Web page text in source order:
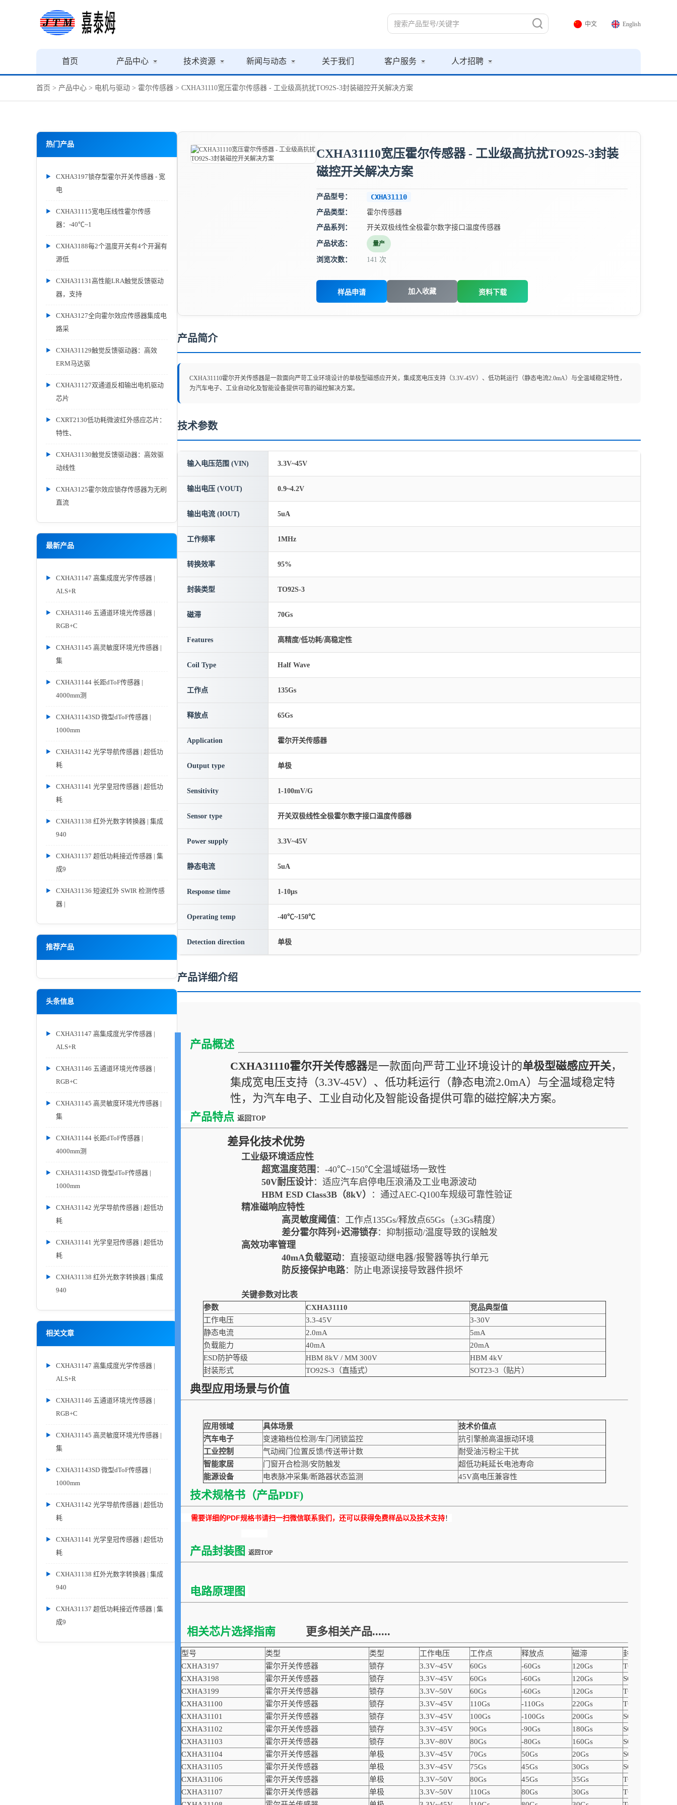
中文 English
首页 产品中心 技术资源 新闻与动态 关于我们 客户服务 人才招聘
首页 > 产品中心 > 电机与驱动 > 霍尔传感器 > CXHA31110宽压霍尔传感器 - 工业级高抗扰TO92S-3封装磁控开关解决方案
热门产品
CXHA3197锁存型霍尔开关传感器 - 宽
电
CXHA31115宽电压线性霍尔传感
器：-40℃~1
CXHA3188每2个温度开关有4个开漏有
源低
CXHA31131高性能LRA触觉反馈驱动
器，支持
CXHA3127全向霍尔效应传感器集成电
路采
CXHA31129触觉反馈驱动器：高效
ERM马达驱
CXHA31127双通道反相输出电机驱动
芯片
CXRT2130低功耗微波红外感应芯片：
特性、
CXHA31130触觉反馈驱动器：高效驱
动线性
CXHA3125霍尔效应锁存传感器为无刷
直流
最新产品
CXHA31147 高集成度光学传感器 |
ALS+R
CXHA31146 五通道环境光传感器 |
RGB+C
CXHA31145 高灵敏度环境光传感器 |
集
CXHA31144 长距dToF传感器 |
4000mm测
CXHA31143SD 微型dToF传感器 |
1000mm
CXHA31142 光学导航传感器 | 超低功
耗
CXHA31141 光学皇冠传感器 | 超低功
耗
CXHA31138 红外光数字转换器 | 集成
940
CXHA31137 超低功耗接近传感器 | 集
成9
CXHA31136 短波红外 SWIR 检测传感
器 |
推荐产品
头条信息
CXHA31147 高集成度光学传感器 |
ALS+R
CXHA31146 五通道环境光传感器 |
RGB+C
CXHA31145 高灵敏度环境光传感器 |
集
CXHA31144 长距dToF传感器 |
4000mm测
CXHA31143SD 微型dToF传感器 |
1000mm
CXHA31142 光学导航传感器 | 超低功
耗
CXHA31141 光学皇冠传感器 | 超低功
耗
CXHA31138 红外光数字转换器 | 集成
940
相关文章
CXHA31147 高集成度光学传感器 |
ALS+R
CXHA31146 五通道环境光传感器 |
RGB+C
CXHA31145 高灵敏度环境光传感器 |
集
CXHA31143SD 微型dToF传感器 |
1000mm
CXHA31142 光学导航传感器 | 超低功
耗
CXHA31141 光学皇冠传感器 | 超低功
耗
CXHA31138 红外光数字转换器 | 集成
940
CXHA31137 超低功耗接近传感器 | 集
成9
CXHA31110宽压霍尔传感器 - 工业级高抗扰TO92S-3封装
磁控开关解决方案
产品型号： CXHA31110
产品类型：
霍尔传感器
产品系列：
开关双极线性全极霍尔数字接口温度传感器
产品状态： 量产
浏览次数： 141 次
样品申请 加入收藏 资料下载
产品简介
CXHA31110霍尔开关传感器是一款面向严苛工业环境设计的单极型磁感应开关，集成宽电压支持（3.3V-45V）、低功耗运行（静态电流2.0mA）与全温域稳定特性，
为汽车电子、工业自动化及智能设备提供可靠的磁控解决方案。
技术参数
输入电压范围 (VIN) 3.3V~45V
输出电压 (VOUT) 0.9~4.2V
输出电流 (IOUT) 5uA
工作频率 1MHz
转换效率 95%
封装类型 TO92S-3
磁滞 70Gs
Features 高精度/低功耗/高稳定性
Coil Type Half Wave
工作点 135Gs
释放点 65Gs
Application 霍尔开关传感器
Output type 单极
Sensitivity 1-100mV/G
Sensor type 开关双极线性全极霍尔数字接口温度传感器
Power supply 3.3V~45V
静态电流 5uA
Response time 1-10μs
Operating temp -40℃~150℃
Detection direction 单极
产品详细介绍
产品概述
CXHA31110霍尔开关传感器是一款面向严苛工业环境设计的单极型磁感应开关，
集成宽电压支持（3.3V-45V）、低功耗运行（静态电流2.0mA）与全温域稳定特
性，为汽车电子、工业自动化及智能设备提供可靠的磁控解决方案。
产品特点 返回TOP
差异化技术优势
工业级环境适应性
超宽温度范围 ：-40℃~150℃全温域磁场一致性
50V耐压设计：适应汽车启停电压浪涌及工业电源波动
HBM ESD Class3B（8kV）
：通过AEC-Q100车规级可靠性验证
精准磁响应特性
高灵敏度阈值：工作点135Gs/释放点65Gs（±3Gs精度）
差分霍尔阵列+迟滞锁存：抑制振动/温度导致的误触发
高效功率管理
40mA负载驱动：直接驱动继电器/报警器等执行单元
防反接保护电路：防止电源误接导致器件损坏
关键参数对比表
参数 CXHA31110
竞品典型值
工作电压
3.3-45V
3-30V
静态电流
2.0mA
5mA
负载能力
40mA
20mA
ESD防护等级
HBM 8kV / MM 300V
HBM 4kV
封装形式
TO92S-3（直插式） SOT23-3（贴片）
典型应用场景与价值
应用领域 具体场景
技术价值点
汽车电子
变速箱档位检测/车门闭锁监控
抗引擎舱高温振动环境
工业控制
气动阀门位置反馈/传送带计数
耐受油污粉尘干扰
智能家居
门窗开合检测/安防触发
超低功耗延长电池寿命
能源设备
电表脉冲采集/断路器状态监测 45V高电压兼容性
技术规格书（产品PDF)
需要详细的PDF规格书请扫一扫微信联系我们，还可以获得免费样品以及技术支持！
产品封装图 返回TOP
电路原理图
相关芯片选择指南 更多相关产品......
型号 类型 类型 工作电压 工作点 释放点 磁滞
封装
CXHA3197
霍尔开关传感器 锁存 3.3V~45V 60Gs -60Gs 120Gs
TO92S-3
CXHA3198
霍尔开关传感器 锁存 3.3V~45V 60Gs -60Gs 120Gs
SOT23-3
CXHA3199
霍尔开关传感器 锁存 3.3V~50V 60Gs -60Gs 120Gs
TO92S-3
CXHA31100
霍尔开关传感器 锁存 3.3V~45V 110Gs -110Gs 220Gs
TO92S-3
CXHA31101
霍尔开关传感器 锁存 3.3V~45V 100Gs -100Gs 200Gs
SOT23-3
CXHA31102
霍尔开关传感器 锁存 3.3V~45V 90Gs -90Gs 180Gs
SOT23-3
CXHA31103
霍尔开关传感器 锁存 3.3V~80V 80Gs -80Gs 160Gs
SOT23-3
CXHA31104
霍尔开关传感器 单极 3.3V~45V 70Gs 50Gs 20Gs
SOT23-3
CXHA31105
霍尔开关传感器 单极 3.3V~45V 75Gs 45Gs 30Gs
SOT23-3
CXHA31106
霍尔开关传感器 单极 3.3V~50V 80Gs 45Gs 35Gs
TO92S-3
CXHA31107
霍尔开关传感器 单极 3.3V~50V 110Gs 80Gs 30Gs
TO92S-3